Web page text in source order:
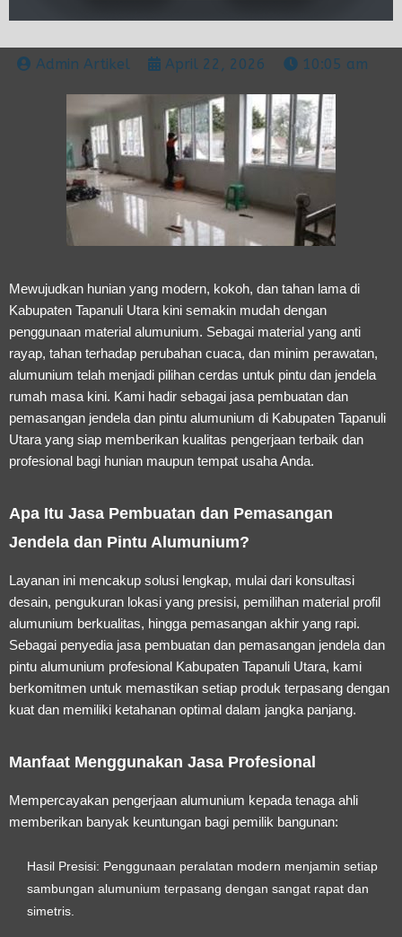
Admin Artikel April 22, 2026 10:05 am
Mewujudkan hunian yang modern, kokoh, dan tahan lama di
Kabupaten Tapanuli Utara kini semakin mudah dengan
penggunaan material alumunium. Sebagai material yang anti
rayap, tahan terhadap perubahan cuaca, dan minim perawatan,
alumunium telah menjadi pilihan cerdas untuk pintu dan jendela
rumah masa kini. Kami hadir sebagai jasa pembuatan dan
pemasangan jendela dan pintu alumunium di Kabupaten Tapanuli
Utara yang siap memberikan kualitas pengerjaan terbaik dan
profesional bagi hunian maupun tempat usaha Anda.
Apa Itu Jasa Pembuatan dan Pemasangan
Jendela dan Pintu Alumunium?
Layanan ini mencakup solusi lengkap, mulai dari konsultasi
desain, pengukuran lokasi yang presisi, pemilihan material profil
alumunium berkualitas, hingga pemasangan akhir yang rapi.
Sebagai penyedia jasa pembuatan dan pemasangan jendela dan
pintu alumunium profesional Kabupaten Tapanuli Utara, kami
berkomitmen untuk memastikan setiap produk terpasang dengan
kuat dan memiliki ketahanan optimal dalam jangka panjang.
Manfaat Menggunakan Jasa Profesional
Mempercayakan pengerjaan alumunium kepada tenaga ahli
memberikan banyak keuntungan bagi pemilik bangunan:
Hasil Presisi: Penggunaan peralatan modern menjamin setiap
sambungan alumunium terpasang dengan sangat rapat dan
simetris.